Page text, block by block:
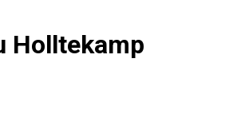
Holltekamp